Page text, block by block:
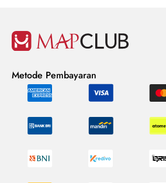
Metode Pembayaran